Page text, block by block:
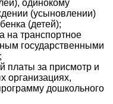
одинокому
(усыновлении)
(детей);
на транспортное
государственными
платы за присмотр и
организациях,
дошкольного